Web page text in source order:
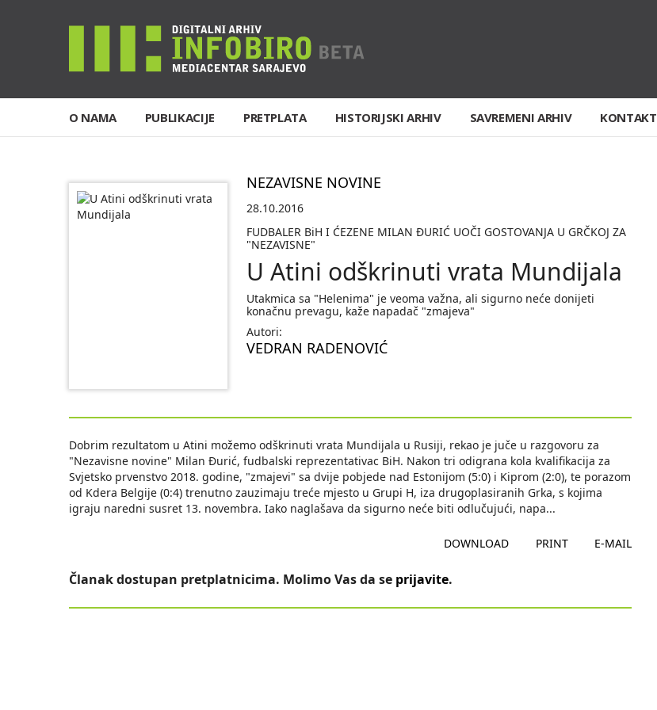
O NAMA PUBLIKACIJE PRETPLATA HISTORIJSKI ARHIV SAVREMENI ARHIV KONTAKT
NEZAVISNE NOVINE
28.10.2016
FUDBALER BiH I ĆEZENE MILAN ĐURIĆ UOČI GOSTOVANJA U GRČKOJ ZA
"NEZAVISNE"
U Atini odškrinuti vrata Mundijala
Utakmica sa "Helenima" je veoma važna, ali sigurno neće donijeti
konačnu prevagu, kaže napadač "zmajeva"
Autori:
VEDRAN RADENOVIĆ
Dobrim rezultatom u Atini možemo odškrinuti vrata Mundijala u Rusiji, rekao je juče u razgovoru za
"Nezavisne novine" Milan Đurić, fudbalski reprezentativac BiH. Nakon tri odigrana kola kvalifikacija za
Svjetsko prvenstvo 2018. godine, "zmajevi" sa dvije pobjede nad Estonijom (5:0) i Kiprom (2:0), te porazom
od Kdera Belgije (0:4) trenutno zauzimaju treće mjesto u Grupi H, iza drugoplasiranih Grka, s kojima
igraju naredni susret 13. novembra. Iako naglašava da sigurno neće biti odlučujući, napa...
DOWNLOAD PRINT E-MAIL
Članak dostupan pretplatnicima. Molimo Vas da se prijavite.